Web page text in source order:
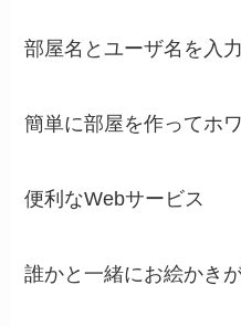
部屋名とユーザ名を入
簡単に部屋を作ってホ
便利なWebサービス
誰かと一緒にお絵かき